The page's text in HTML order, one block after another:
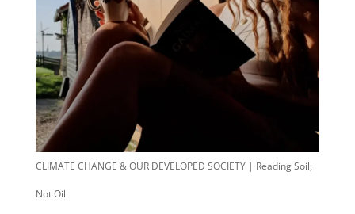
CLIMATE CHANGE & OUR DEVELOPED SOCIETY | Reading Soil,
Not Oil